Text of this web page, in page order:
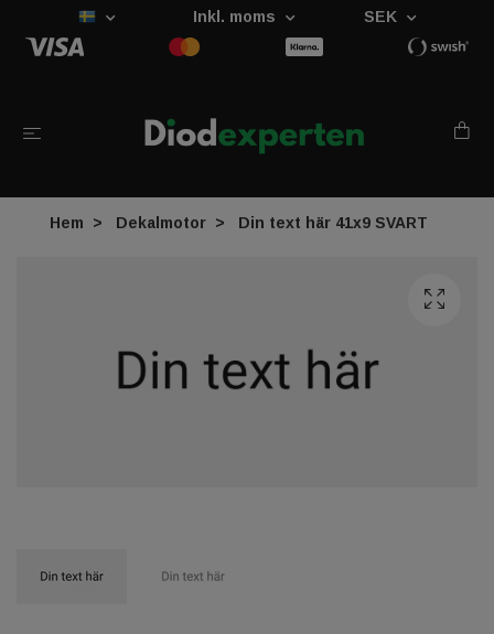
Inkl. moms SEK
Hem Dekalmotor Din text här 41x9 SVART